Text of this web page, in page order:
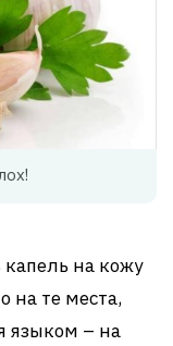
капель на кожу
на те места,
языком – на